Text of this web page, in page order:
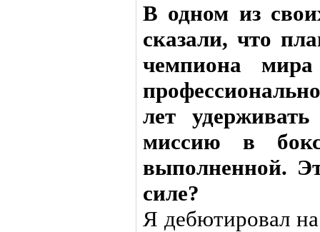
В одном из
сказали, что
чемпиона
лет
миссию в
выполненной.
силе?
Я дебютировал